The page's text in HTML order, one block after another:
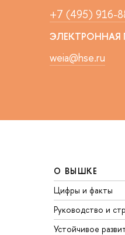
+7 (495) 916-
ЭЛЕКТРОННАЯ
weia@hse.ru
О ВЫШКЕ
Цифры и факты
Руководство и
Устойчивое